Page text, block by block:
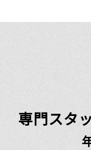
専門スタ